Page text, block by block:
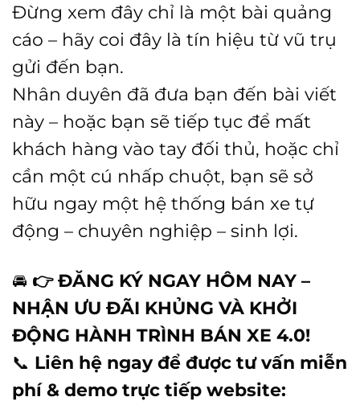
Đừng xem đây chỉ là một bài quảng
cáo – hãy coi đây là tín hiệu từ vũ trụ
gửi đến bạn.
Nhân duyên đã đưa bạn đến bài viết
này – hoặc bạn sẽ tiếp tục để mất
khách hàng vào tay đối thủ, hoặc chỉ
cần một cú nhấp chuột, bạn sẽ sở
hữu ngay một hệ thống bán xe tự
động – chuyên nghiệp – sinh lợi.
🚘 👉 ĐĂNG KÝ NGAY HÔM NAY –
NHẬN ƯU ĐÃI KHỦNG VÀ KHỞI
ĐỘNG HÀNH TRÌNH BÁN XE 4.0!
📞 Liên hệ ngay để được tư vấn miễn
phí & demo trực tiếp website: